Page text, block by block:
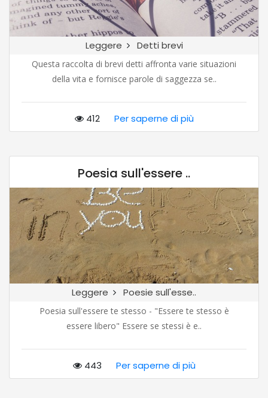
Leggere Detti brevi
Questa raccolta di brevi detti affronta varie situazioni
della vita e fornisce parole di saggezza se..
412 Per saperne di più
Poesia sull'essere ..
Leggere Poesie sull'esse..
Poesia sull'essere te stesso - "Essere te stesso è
essere libero" Essere se stessi è e..
443 Per saperne di più